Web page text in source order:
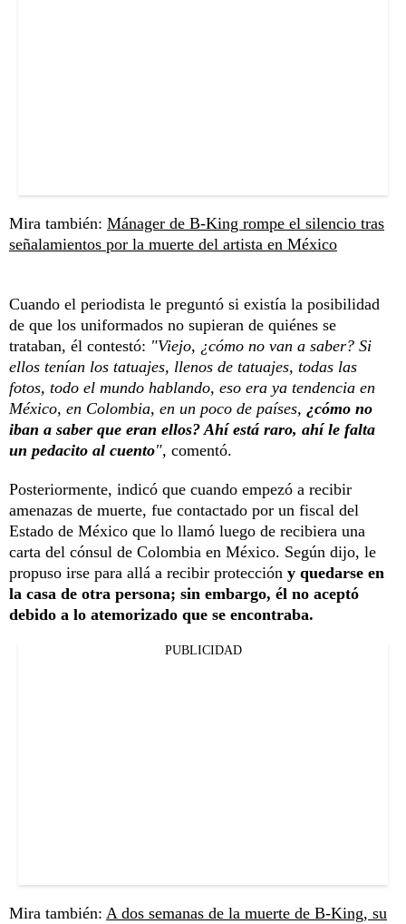
Mira también: Mánager de B-King rompe el silencio tras
señalamientos por la muerte del artista en México
Cuando el periodista le preguntó si existía la posibilidad
de que los uniformados no supieran de quiénes se
trataban, él contestó: "Viejo, ¿cómo no van a saber? Si
ellos tenían los tatuajes, llenos de tatuajes, todas las
fotos, todo el mundo hablando, eso era ya tendencia en
México, en Colombia, en un poco de países, ¿cómo no
iban a saber que eran ellos? Ahí está raro, ahí le falta
un pedacito al cuento", comentó.
Posteriormente, indicó que cuando empezó a recibir
amenazas de muerte, fue contactado por un fiscal del
Estado de México que lo llamó luego de recibiera una
carta del cónsul de Colombia en México. Según dijo, le
propuso irse para allá a recibir protección y quedarse en
la casa de otra persona; sin embargo, él no aceptó
debido a lo atemorizado que se encontraba.
PUBLICIDAD
Mira también: A dos semanas de la muerte de B-King, su